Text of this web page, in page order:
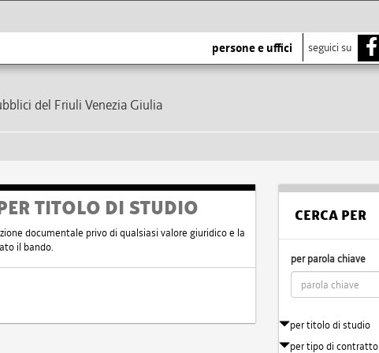
persone e uffici seguici su
del Friuli Venezia Giulia
TITOLO DI STUDIO
documentale privo di qualsiasi valore giuridico e la
il bando.
CERCA PER
per parola chiave
per titolo di studio
per tipo di contratto